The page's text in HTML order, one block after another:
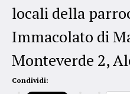
locali della
Immacolato di
Monteverde 2,
Condividi: